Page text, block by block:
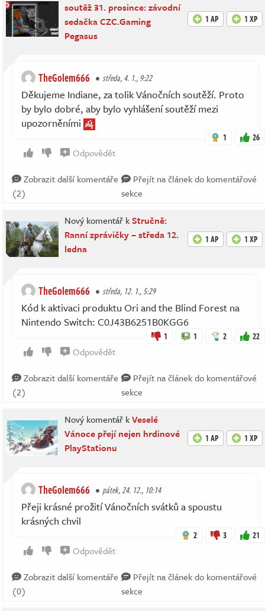
soutěž 31. prosince: závodní
sedačka CZC.Gaming
Pegasus
1 AP 1 XP
TheGolem666 středa, 4. 1., 9:22
Děkujeme Indiane, za tolik Vánočních soutěží. Proto
by bylo dobré, aby bylo vyhlášení soutěží mezi
upozorněními
1 26
Odpovědět
Zobrazit další komentáře
(2)
Přejít na článek do komentářové
sekce
Nový komentář kStručně:
Ranní zprávičky – středa 12.
ledna
1 AP 1 XP
TheGolem666 středa, 12. 1., 5:29
Kód k aktivaci produktu Ori and the Blind Forest na
Nintendo Switch: C0J43B6251B0KGG6
1 1 2 22
Odpovědět
Zobrazit další komentáře
(2)
Přejít na článek do komentářové
sekce
Nový komentář kVeselé
Vánoce přejí nejen hrdinové
PlayStationu
1 AP 1 XP
TheGolem666 pátek, 24. 12., 10:14
Přeji krásné prožití Vánočních svátků a spoustu
krásných chvil
2 3 21
Odpovědět
Zobrazit další komentáře
(0)
Přejít na článek do komentářové
sekce